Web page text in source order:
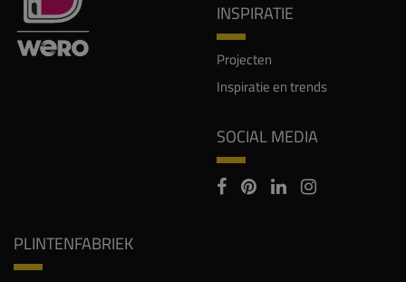
INSPIRATIE
Projecten
Inspiratie en trends
SOCIAL MEDIA
PLINTENFABRIEK